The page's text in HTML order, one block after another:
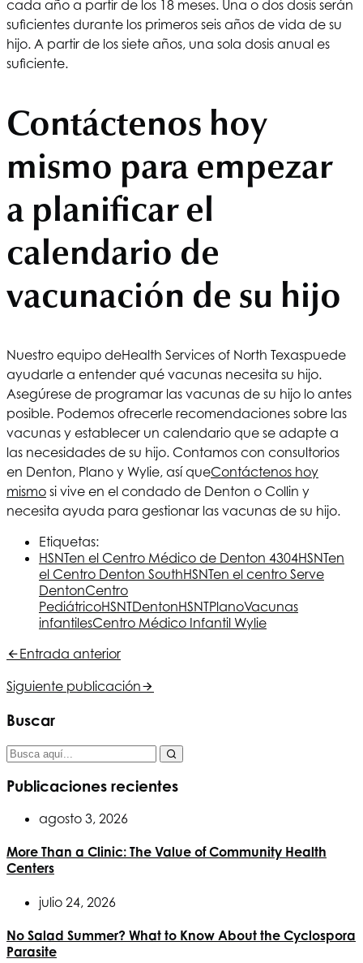
cada año a partir de los 18 meses. Una o dos dosis serán
suficientes durante los primeros seis años de vida de su
hijo. A partir de los siete años, una sola dosis anual es
suficiente.
Contáctenos hoy
mismo para empezar
a planificar el
calendario de
vacunación de su hijo
Nuestro equipo deHealth Services of North Texaspuede
ayudarle a entender qué vacunas necesita su hijo.
Asegúrese de programar las vacunas de su hijo lo antes
posible. Podemos ofrecerle recomendaciones sobre las
vacunas y establecer un calendario que se adapte a
las necesidades de su hijo. Contamos con consultorios
en Denton, Plano y Wylie, así queContáctenos hoy
mismo si vive en el condado de Denton o Collin y
necesita ayuda para gestionar las vacunas de su hijo.
Etiquetas:
HSNTen el Centro Médico de Denton 4304HSNTen
el Centro Denton SouthHSNTen el centro Serve
DentonCentro
PediátricoHSNTDentonHSNTPlanoVacunas
infantilesCentro Médico Infantil Wylie
Entrada anterior
Siguiente publicación
Buscar
Publicaciones recientes
agosto 3, 2026
More Than a Clinic: The Value of Community Health
Centers
julio 24, 2026
No Salad Summer? What to Know About the Cyclospora
Parasite